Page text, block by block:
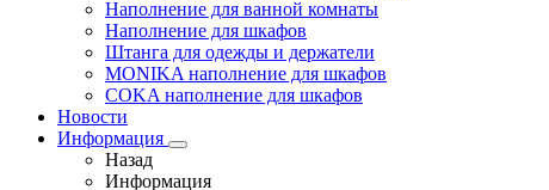
Наполнение для ванной комнаты
Наполнение для шкафов
Штанга для одежды и держатели
MONIKA наполнение для шкафов
COKA наполнение для шкафов
Новости
Информация
Назад
Информация